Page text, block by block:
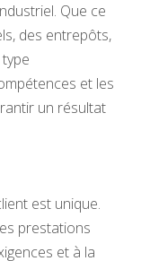
Que ce
des entrepôts,
et les
un résultat
est unique.
prestations
et à la